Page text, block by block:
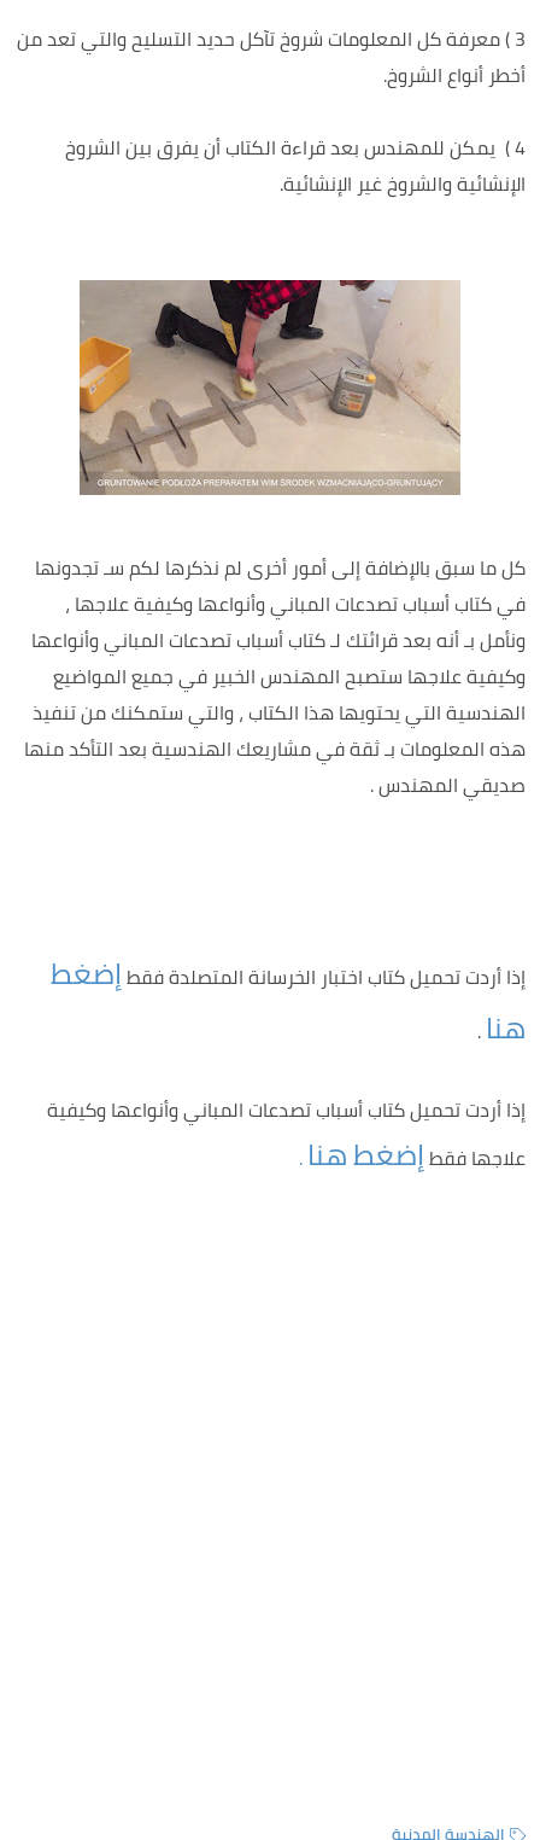
3 ) معرفة كل المعلومات شروخ تآكل حديد التسليح والتي تعد من
أخطر أنواع الشروخ.
4 ) يمكن للمهندس بعد قراءة الكتاب أن يفرق بين الشروخ
الإنشائية والشروخ غير الإنشائية.
كل ما سبق بالإضافة إلى أمور أخرى لم نذكرها لكم سـ تجدونها
في كتاب أسباب تصدعات المباني وأنواعها وكيفية علاجها ،
ونأمل بـ أنه بعد قرائتك لـ كتاب أسباب تصدعات المباني وأنواعها
وكيفية علاجها ستصبح المهندس الخبير في جميع المواضيع
الهندسية التي يحتويها هذا الكتاب ، والتي ستمكنك من تنفيذ
هذه المعلومات بـ ثقة في مشاريعك الهندسية بعد التأكد منها
صديقي المهندس .
إذا أردت تحميل كتاب اختبار الخرسانة المتصلدة فقطإضغط
هنا .
إذا أردت تحميل كتاب أسباب تصدعات المباني وأنواعها وكيفية
علاجها فقطإضغط هنا .
الهندسة المدنية